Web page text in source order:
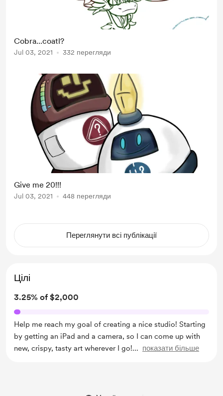
Cobra...coatl?
Jul 03, 2021 332 перегляди
Give me 20!!!
Jul 03, 2021 448 перегляди
Переглянути всі публікації
Цілі
3.25% of $2,000
Help me reach my goal of creating a nice studio! Starting
by getting an iPad and a camera, so I can come up with
new, crispy, tasty art wherever I go!... показати більше